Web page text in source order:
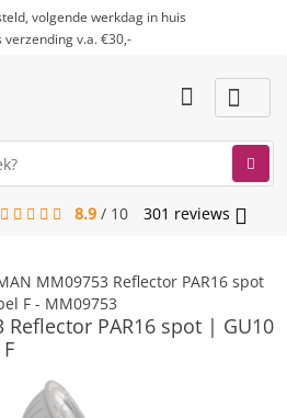
volgende werkdag in huis
verzending v.a. €30,-
8.9 / 10 301 reviews
MM09753 Reflector PAR16 spot
F - MM09753
Reflector PAR16 spot | GU10